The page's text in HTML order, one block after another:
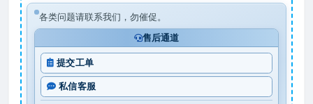
各类问题请联系我们，勿催促。
售后通道
提交工单
私信客服